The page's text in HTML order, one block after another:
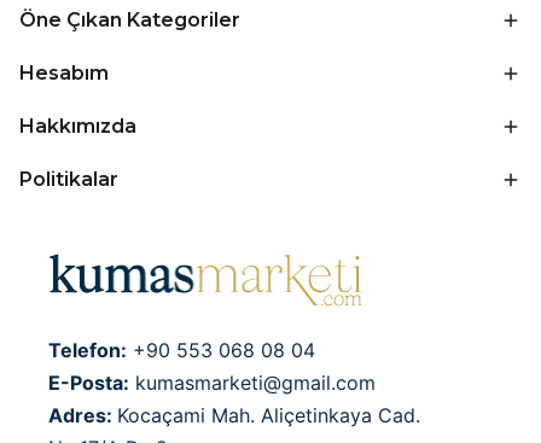
Öne Çıkan Kategoriler
Hesabım
Hakkımızda
Politikalar
Telefon: +90 553 068 08 04
E-Posta: kumasmarketi@gmail.com
Adres: Kocaçami Mah. Aliçetinkaya Cad.